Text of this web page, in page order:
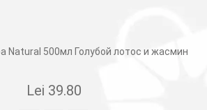
Natural 500мл Голубой лотос и жасмин
Lei 39.80